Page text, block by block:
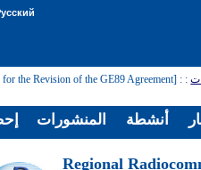
:
for the Revision of the GE89 Agreement
[Regional
المنشورات أنشطة